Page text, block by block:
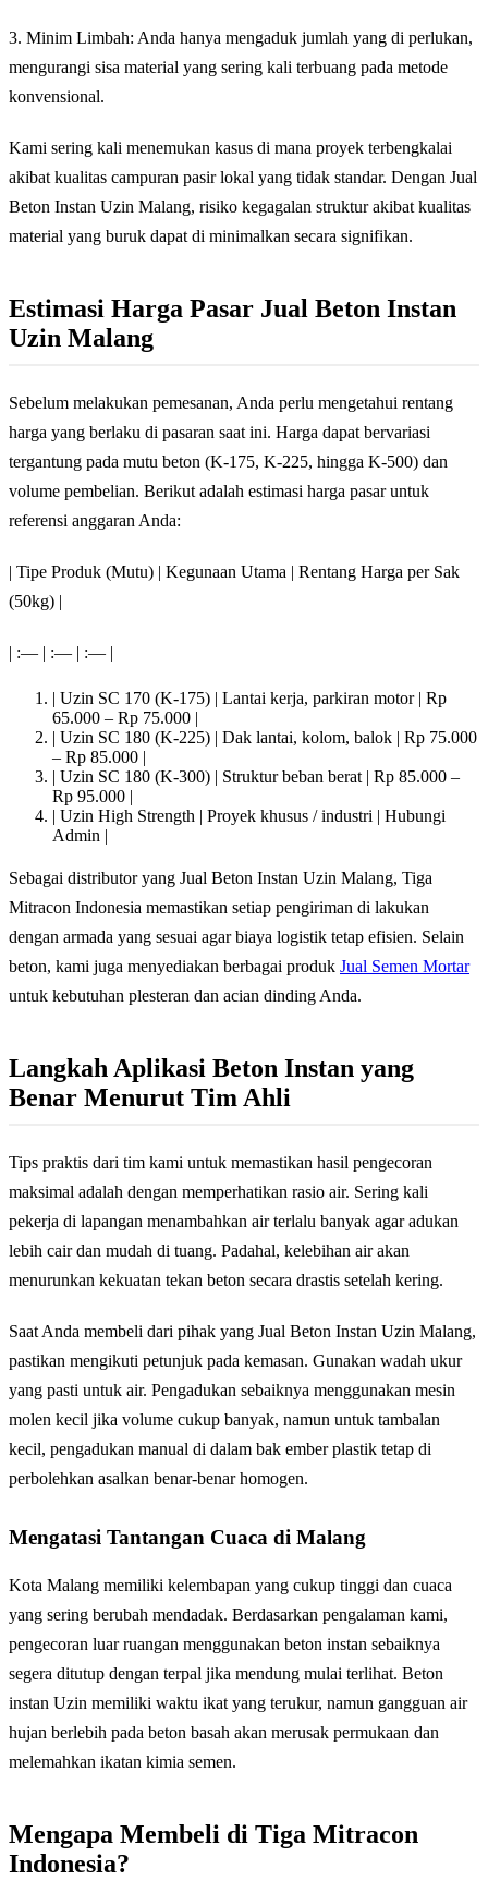
3. Minim Limbah: Anda hanya mengaduk jumlah yang di perlukan,
mengurangi sisa material yang sering kali terbuang pada metode
konvensional.
Kami sering kali menemukan kasus di mana proyek terbengkalai
akibat kualitas campuran pasir lokal yang tidak standar. Dengan Jual
Beton Instan Uzin Malang, risiko kegagalan struktur akibat kualitas
material yang buruk dapat di minimalkan secara signifikan.
Estimasi Harga Pasar Jual Beton Instan
Uzin Malang
Sebelum melakukan pemesanan, Anda perlu mengetahui rentang
harga yang berlaku di pasaran saat ini. Harga dapat bervariasi
tergantung pada mutu beton (K-175, K-225, hingga K-500) dan
volume pembelian. Berikut adalah estimasi harga pasar untuk
referensi anggaran Anda:
| Tipe Produk (Mutu) | Kegunaan Utama | Rentang Harga per Sak
(50kg) |
| :— | :— | :— |
| Uzin SC 170 (K-175) | Lantai kerja, parkiran motor | Rp
65.000 – Rp 75.000 |
| Uzin SC 180 (K-225) | Dak lantai, kolom, balok | Rp 75.000
– Rp 85.000 |
| Uzin SC 180 (K-300) | Struktur beban berat | Rp 85.000 –
Rp 95.000 |
| Uzin High Strength | Proyek khusus / industri | Hubungi
Admin |
Sebagai distributor yang Jual Beton Instan Uzin Malang, Tiga
Mitracon Indonesia memastikan setiap pengiriman di lakukan
dengan armada yang sesuai agar biaya logistik tetap efisien. Selain
beton, kami juga menyediakan berbagai produk Jual Semen Mortar
untuk kebutuhan plesteran dan acian dinding Anda.
Langkah Aplikasi Beton Instan yang
Benar Menurut Tim Ahli
Tips praktis dari tim kami untuk memastikan hasil pengecoran
maksimal adalah dengan memperhatikan rasio air. Sering kali
pekerja di lapangan menambahkan air terlalu banyak agar adukan
lebih cair dan mudah di tuang. Padahal, kelebihan air akan
menurunkan kekuatan tekan beton secara drastis setelah kering.
Saat Anda membeli dari pihak yang Jual Beton Instan Uzin Malang,
pastikan mengikuti petunjuk pada kemasan. Gunakan wadah ukur
yang pasti untuk air. Pengadukan sebaiknya menggunakan mesin
molen kecil jika volume cukup banyak, namun untuk tambalan
kecil, pengadukan manual di dalam bak ember plastik tetap di
perbolehkan asalkan benar-benar homogen.
Mengatasi Tantangan Cuaca di Malang
Kota Malang memiliki kelembapan yang cukup tinggi dan cuaca
yang sering berubah mendadak. Berdasarkan pengalaman kami,
pengecoran luar ruangan menggunakan beton instan sebaiknya
segera ditutup dengan terpal jika mendung mulai terlihat. Beton
instan Uzin memiliki waktu ikat yang terukur, namun gangguan air
hujan berlebih pada beton basah akan merusak permukaan dan
melemahkan ikatan kimia semen.
Mengapa Membeli di Tiga Mitracon
Indonesia?